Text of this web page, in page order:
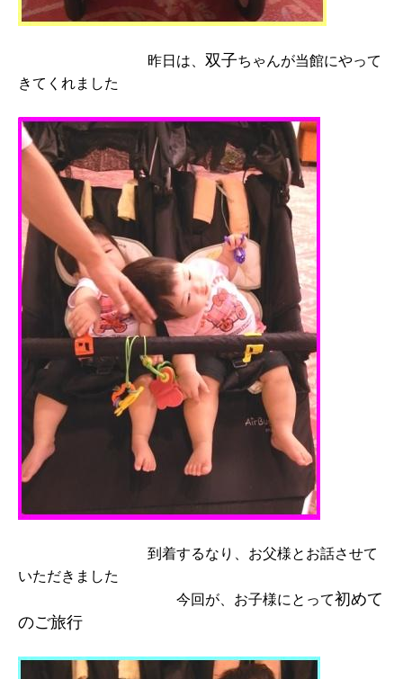
昨日は、 双子ちゃんが当館にやって
きてくれました
到着するなり、お父様とお話させて
いただきました
今回が、お子様にとって初めて
のご旅行